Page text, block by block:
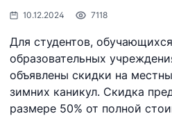
10.12.2024 7118
Для студентов,
образовательных
объявлены скидки на
зимних каникул. Скидка
размере 50% от полной